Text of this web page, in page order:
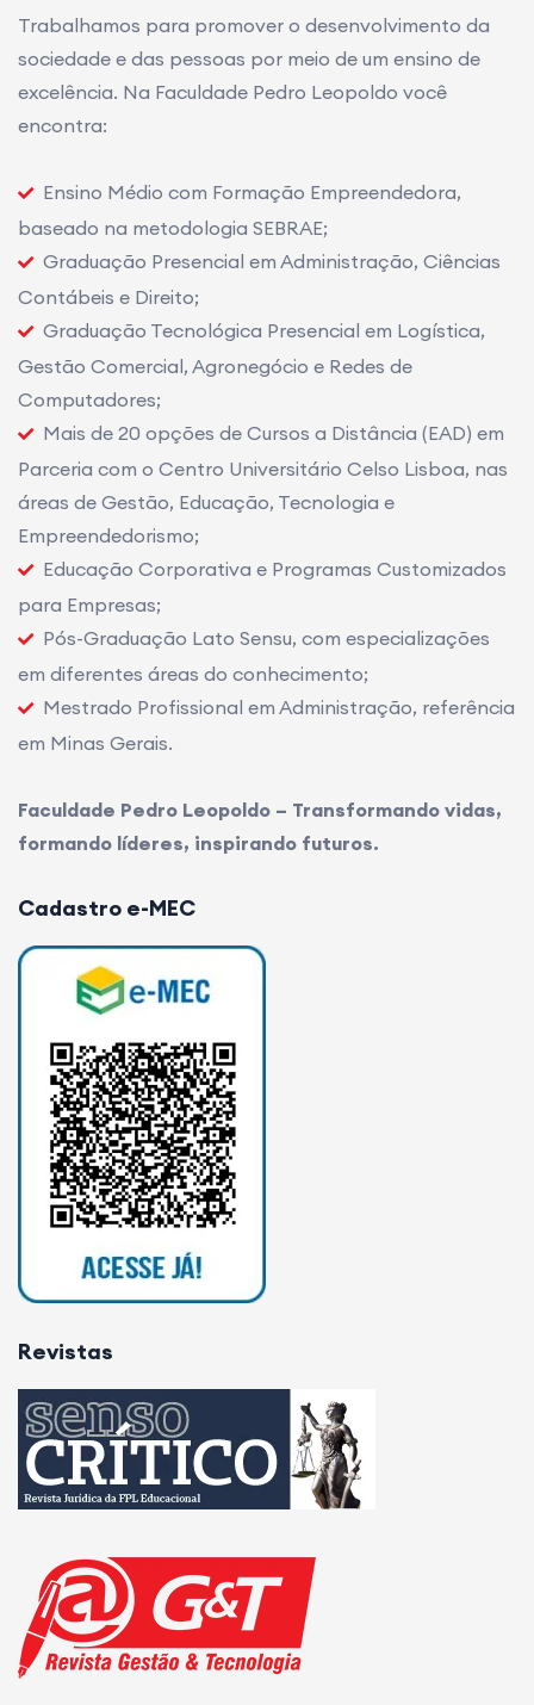
Trabalhamos para promover o desenvolvimento da
sociedade e das pessoas por meio de um ensino de
excelência. Na Faculdade Pedro Leopoldo você
encontra:
Ensino Médio com Formação Empreendedora,
baseado na metodologia SEBRAE;
Graduação Presencial em Administração, Ciências
Contábeis e Direito;
Graduação Tecnológica Presencial em Logística,
Gestão Comercial, Agronegócio e Redes de
Computadores;
Mais de 20 opções de Cursos a Distância (EAD) em
Parceria com o Centro Universitário Celso Lisboa, nas
áreas de Gestão, Educação, Tecnologia e
Empreendedorismo;
Educação Corporativa e Programas Customizados
para Empresas;
Pós-Graduação Lato Sensu, com especializações
em diferentes áreas do conhecimento;
Mestrado Profissional em Administração, referência
em Minas Gerais.
Faculdade Pedro Leopoldo – Transformando vidas,
formando líderes, inspirando futuros.
Cadastro e-MEC
Revistas